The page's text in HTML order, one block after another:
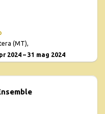
(MT),
2024 – 31 mag 2024